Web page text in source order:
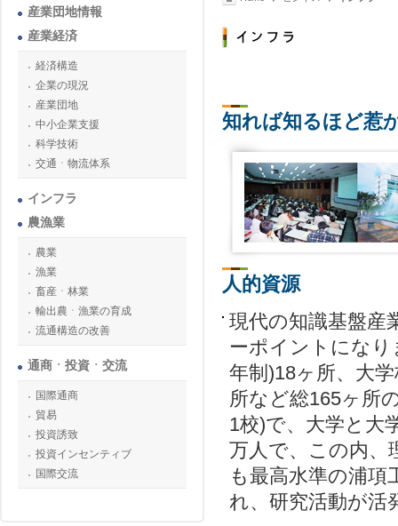
産業団地情報
産業経済
経済構造
企業の現況
産業団地
中小企業支援
科学技術
交通ㆍ物流体系
インフラ
農漁業
農業
漁業
畜産ㆍ林業
輸出農ㆍ漁業の育成
流通構造の改善
通商ㆍ投資ㆍ交流
国際通商
貿易
投資誘致
投資インセンティブ
国際交流
知れば知るほど惹
人的資源
現代の知識基盤産
ーポイントになり
年制)18ヶ所、大
所など総165ヶ所
1校)で、大学と大
万人で、この内、
も最高水準の浦項
れ、研究活動が活